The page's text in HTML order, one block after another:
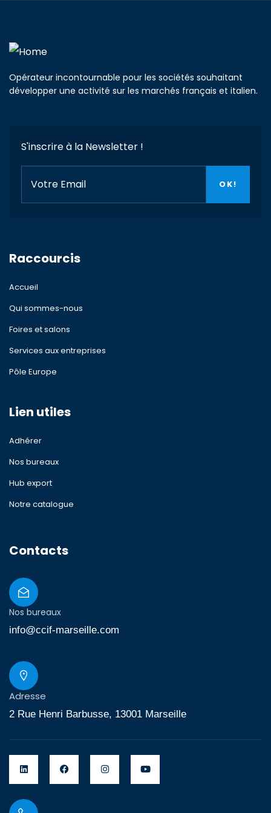
Opérateur incontournable pour les sociétés souhaitant
développer une activité sur les marchés français et italien.
S'inscrire à la Newsletter !
Raccourcis
Accueil
Qui sommes-nous
Foires et salons
Services aux entreprises
Pôle Europe
Lien utiles
Adhérer
Nos bureaux
Hub export
Notre catalogue
Contacts
Nos bureaux
info@ccif-marseille.com
Adresse
2 Rue Henri Barbusse, 13001 Marseille